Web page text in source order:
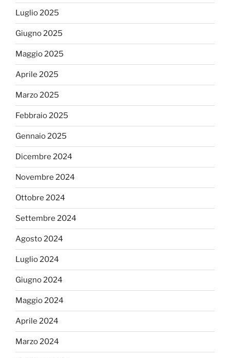
Luglio 2025
Giugno 2025
Maggio 2025
Aprile 2025
Marzo 2025
Febbraio 2025
Gennaio 2025
Dicembre 2024
Novembre 2024
Ottobre 2024
Settembre 2024
Agosto 2024
Luglio 2024
Giugno 2024
Maggio 2024
Aprile 2024
Marzo 2024